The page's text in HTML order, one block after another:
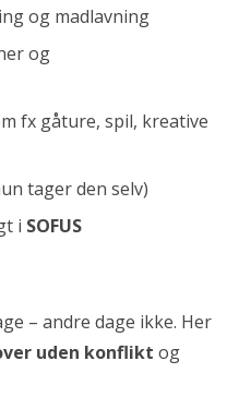
og madlavning
og
fx gåture, spil, kreative
tager den selv)
i SOFUS
– andre dage ikke. Her
uden konflikt og